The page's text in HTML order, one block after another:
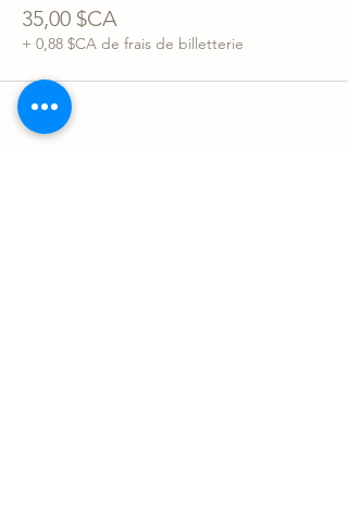
35,00 $CA
+ 0,88 $CA de frais de billetterie